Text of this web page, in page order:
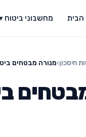
הבית מחשבוני ביטוח
חיסכון›מנורה מבטחים